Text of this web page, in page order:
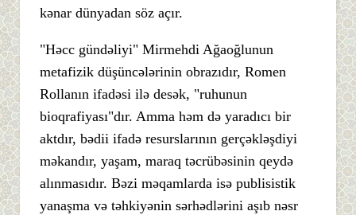
kənar dünyadan söz açır.
"Həcc gündəliyi" Mirmehdi Ağaoğlunun
metafizik düşüncələrinin obrazıdır, Romen
Rollanın ifadəsi ilə desək, "ruhunun
bioqrafiyası"dır. Amma həm də yaradıcı bir
aktdır, bədii ifadə resurslarının gerçəkləşdiyi
məkandır, yaşam, maraq təcrübəsinin qeydə
alınmasıdır. Bəzi məqamlarda isə publisistik
yanaşma və təhkiyənin sərhədlərini aşıb nəsr